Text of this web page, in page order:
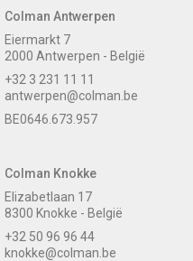
Colman Antwerpen
Eiermarkt 7
2000 Antwerpen - België
+32 3 231 11 11
antwerpen@colman.be
BE0646.673.957
Colman Knokke
Elizabetlaan 17
8300 Knokke - België
+32 50 96 96 44
knokke@colman.be